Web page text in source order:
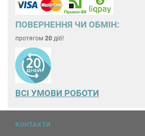
ПОВЕРНЕННЯ ЧИ ОБМІН:
протягом 20 діб!
ВСІ УМОВИ РОБОТИ
КОНТАКТИ